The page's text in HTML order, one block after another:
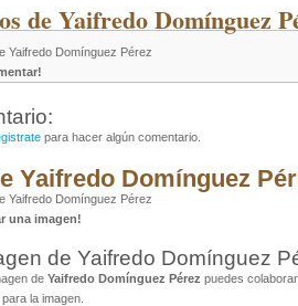
de Yaifredo Domínguez
Yaifredo Domínguez Pérez
para hacer algún comentario.
Yaifredo Domínguez
Yaifredo Domínguez Pérez
una imagen!
de Yaifredo Domínguez
de Yaifredo Domínguez Pérez puedes
la imagen.